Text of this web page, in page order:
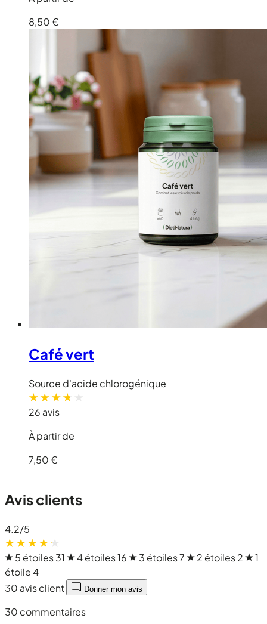
8,50 €
Café vert
Source d'acide chlorogénique
26 avis
À partir de
7,50 €
Avis clients
4.2/5
5 étoiles31 4 étoiles16 3 étoiles7 2 étoiles2
1
étoile4
30 avis client
Donner mon avis
30 commentaires